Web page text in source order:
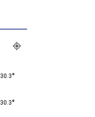
30.3°
30.3°